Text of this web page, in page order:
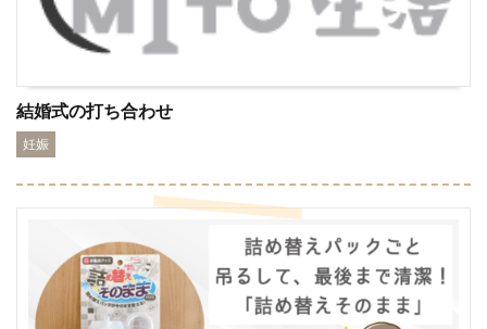
結婚式の打ち合わせ
妊娠